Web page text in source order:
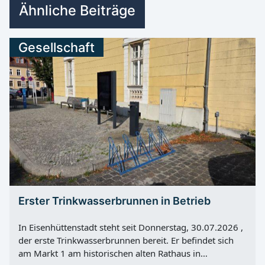
Ähnliche Beiträge
Gesellschaft
Erster Trinkwasserbrunnen in Betrieb
In Eisenhüttenstadt steht seit Donnerstag, 30.07.2026 ,
der erste Trinkwasserbrunnen bereit. Er befindet sich
am Markt 1 am historischen alten Rathaus in